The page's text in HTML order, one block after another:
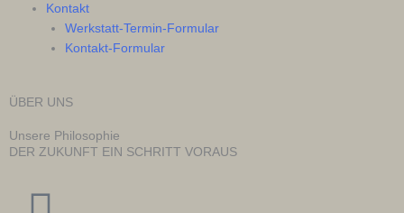
Kontakt
Werkstatt-Termin-Formular
Kontakt-Formular
ÜBER UNS
Unsere Philosophie
DER ZUKUNFT EIN SCHRITT VORAUS